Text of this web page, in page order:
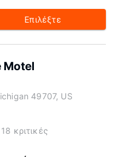
Επιλέξτε
Motel
49707, US
18 κριτικές